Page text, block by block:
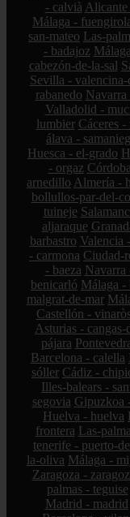
- calvià
Málaga -
san-mateo Las-
- badajoz
cabezón-de-la-sal
Sevilla -
rabanedo Navarra
Valladolid -
lumbier Cáceres
álava -
Huesca - el-grado
- orgaz
arnedillo Almería -
bollullos-par-del-
tuineje
aljaraque
barbastro Valencia
- carmona Ciudad-
- baeza Navarra
benicarló Málaga -
malgrat-de-mar
Castellón -
Asturias - cangas-
pájara
Barcelona - calella
sóller Cádiz -
Illes-balears -
segovia Gipuzkoa
Huelva - huelva
frontera Las-
tenerife - puerto-
la-oliva Málaga -
Zaragoza -
palmas - teguise
Madrid - madrid